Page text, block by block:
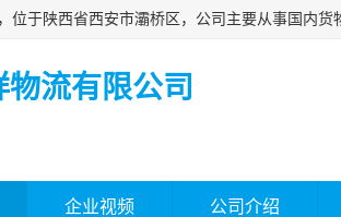
流有限公司
企业视频 公司介绍